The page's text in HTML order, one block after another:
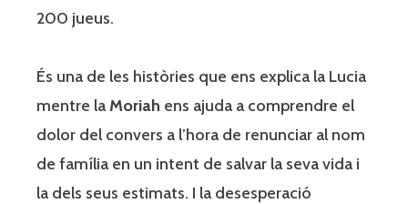
200 jueus.
És una de les històries que ens explica la Lucia
mentre laMoriah ens ajuda a comprendre el
dolor del convers a l’hora de renunciar al nom
de família en un intent de salvar la seva vida i
la dels seus estimats. I la desesperació